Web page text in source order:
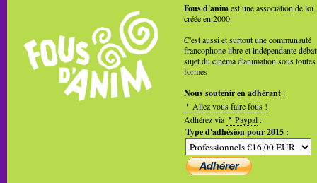
Fous d'animest une association de loi
créée en 2000.
C'est aussi et surtout une communauté
francophone libre et indépendante
sujet du cinéma d'animation sous toutes
formes
Nous soutenir en adhérant :
Allez vous faire fous !
Adhérez via
Paypal :
Type d'adhésion pour 2015 :